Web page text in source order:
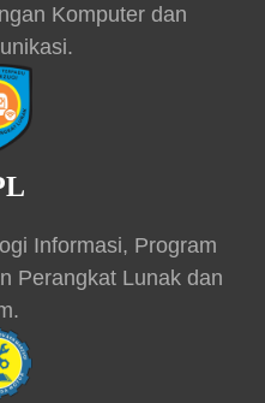
Komputer dan
Informasi, Program
Perangkat Lunak dan